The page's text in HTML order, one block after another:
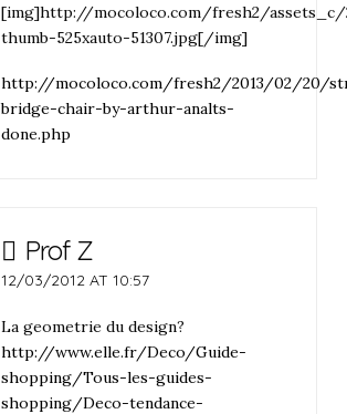
[img]http://mocoloco.com/fresh2/
thumb-525xauto-51307.jpg[/img]
http://mocoloco.com/fresh2/2013/02/20/
bridge-chair-by-arthur-analts-
done.php
Prof Z
12/03/2012 AT 10:57
La geometrie du design?
http://www.elle.fr/Deco/Guide-
shopping/Tous-les-guides-
shopping/Deco-tendance-